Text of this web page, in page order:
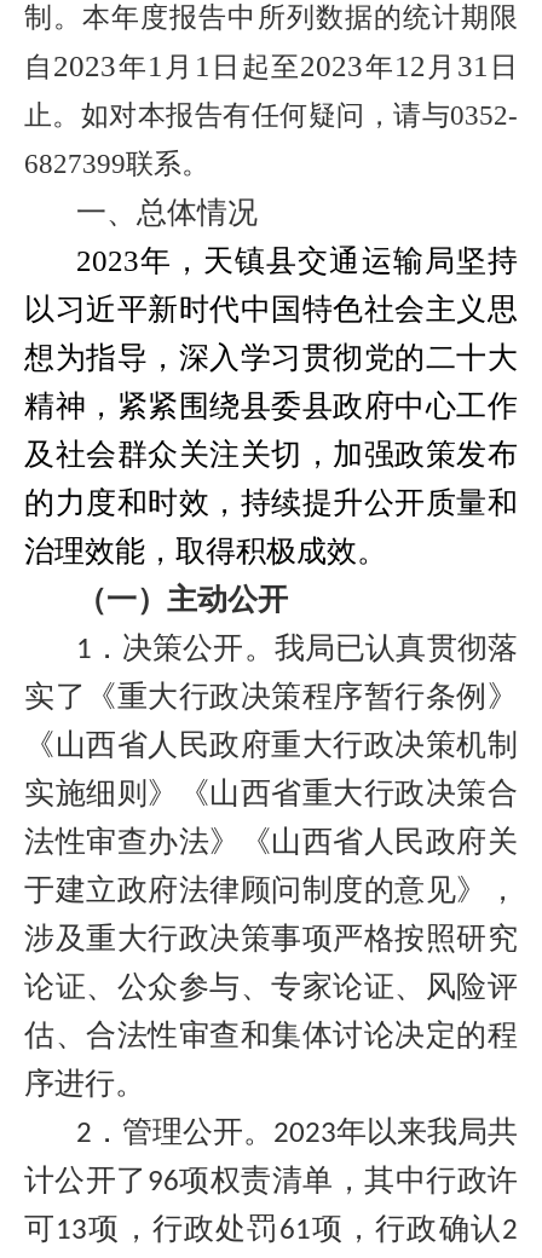
制。本年度报告中所列数据的统计期限
自 2023年1 月 1 日起至2023年12 月 31 日
止。 如对本报告有任何疑问，请与0352-
6827399联系。
一、总体情况
2023年，天镇县交通运输局坚持
以习近平新时代中国特色社会主义思
想为指导，深入学习贯彻党的二十大
精神，紧紧围绕县委县政府中心工作
及社会群众关注关切，加强政策发布
的力度和时效，持续提升公开质量和
治理效能，取得积极成效。
（一）主动公开
1 ．决策公开。我局已认真贯彻落
实了《重大行政决策程序暂行条例》
《山西省人民政府重大行政决策机制
实施细则》《山西省重大行政决策合
法性审查办法》《山西省人民政府关
于建立政府法律顾问制度的意见》，
涉及重大行政决策事项严格按照研究
论证、公众参与、专家论证、风险评
估、合法性审查和集体讨论决定的程
序进行。
2 ．管理公开。 2023年以来我局共
计公开了 96项权责清单，其中行政许
可13项，行政处罚 61项，行政确认 2